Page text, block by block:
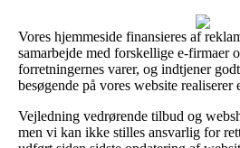
Vores hjemmeside finansieres af
samarbejde med forskellige e-firmaer
forretningernes varer, og indtjener
besøgende på vores website realiserer
Vejledning vedrørende tilbud og
men vi kan ikke stilles ansvarlig for